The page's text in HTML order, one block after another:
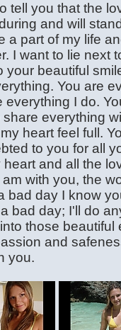
tell you that the
and will
a part of my life
I want to lie next
your beautiful
You are
everything I do.
share everything
heart feel full.
to you for all
heart and all the
with you, the
bad day I know
bad day; I'll do
those
and
you.